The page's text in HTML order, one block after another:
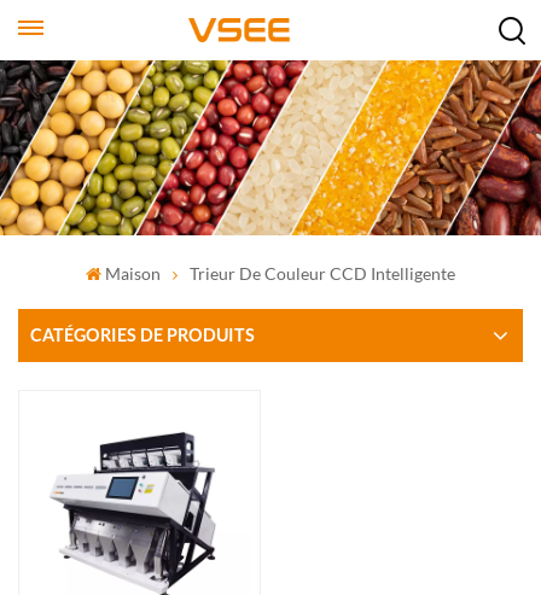
Maison Trieur De Couleur CCD Intelligente
CATÉGORIES DE PRODUITS